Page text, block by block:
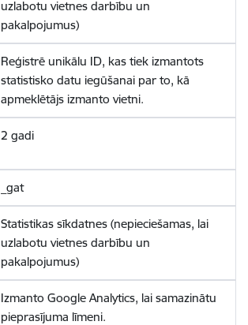
uzlabotu vietnes darbību un
pakalpojumus)
Reģistrē unikālu ID, kas tiek izmantots
statistisko datu iegūšanai par to, kā
apmeklētājs izmanto vietni.
2 gadi
_gat
Statistikas sīkdatnes (nepieciešamas, lai
uzlabotu vietnes darbību un
pakalpojumus)
Izmanto Google Analytics, lai samazinātu
pieprasījuma līmeni.